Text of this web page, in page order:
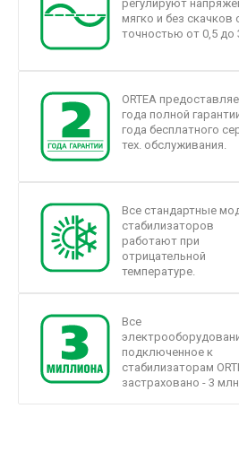
регулируют
мягко и без скачков
точностью от 0,5 до
ORTEA
года полной
года бесплатного
тех. обслуживания.
Все стандартные
стабилизаторов
работают при
отрицательной
температуре.
Все
подключенное к
стабилизаторам
застраховано - 3